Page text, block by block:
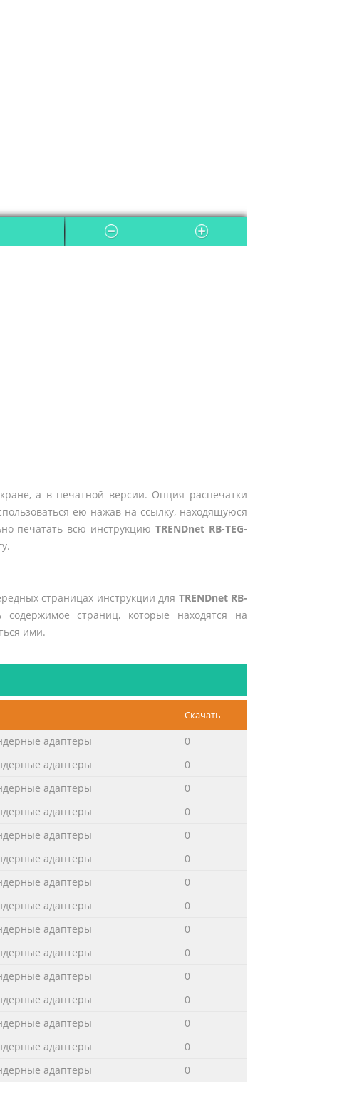
а в печатной версии. Опция распечатки
ею нажав на ссылку, находящуюся
печатать всю инструкциюTRENDnet RB-TEG-
страницах инструкции для TRENDnet RB-
страниц, которые находятся на
ими.
Скачать
адаптеры
0
адаптеры
0
адаптеры
0
адаптеры
0
адаптеры
0
адаптеры
0
адаптеры
0
адаптеры
0
адаптеры
0
адаптеры
0
адаптеры
0
адаптеры
0
адаптеры
0
адаптеры
0
адаптеры 0